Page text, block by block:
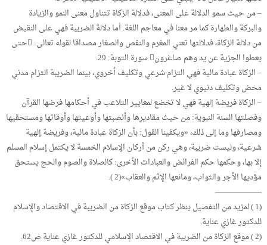
– من حيث سمو الدلالة على المعنى، فدلالة الزكاة تتناول معنى النمو والزيادة
والبركة والطهارة كما مر معنا في معاجم اللغة. أما دلالة الضريبة فهي على النقيض
من دلالة الزكاة، فدلالتها تعني المغرم والنقص والصغار مصداقا لقوله تعالى: حتى
يعطوا الجزية عن يد وهم صاغرون سورة التوبة: 29.
– الزكاة عبادة مالية فهي التزام شرعي وتكليف أخروي، بينما الضريبة التزام مدني
محض وتكليف دنيوي لا غير.
– الزكاة فريضة إلهية فهي لا تخضع لمعايير التلاعب في أحكامها فرضها القرآن
وفصلتها السنة النبوية: من حيث مقاديرها وأنصبتها وأوعيتها وأوقاتها ومستحقيها
ومصارفها وما إلى ذلك، «ويكفينا القول: بأن الزكاة عبادة مالية، وفريضة إلهية
شرعية، وليست ضريبة، وهي ركن من أركان الإسلام الخمسة لا يكتمل إسلام المسلم
إلا بها، وحكمها حكم الفرائض والعبادات الأخرى: كالصلاة والصوم والحج يستحق
مؤديها الأجر والثواب، ومانعها الإثم والعقاب»(2 ).
——————
(1 ) لمزيد من التفصيل ينظر كتاب موقع الزكاة من الضريبة في الاقتصاد والإسلام
للدكتور غازي عناية.
(2 ) موقع الزكاة من الضريبة في الاقتصاد الإسلامي للدكتور غازي عناية ص62.